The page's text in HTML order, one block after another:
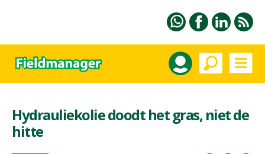
Hydrauliekolie doodt het gras, niet de
hitte